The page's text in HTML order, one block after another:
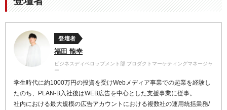
登壇者
福田 龍幸
ビジネスディベロップメント部 プロダクトマーケティングマネージャ
ー
学生時代に約1000万円の投資を受けWebメディア事業での起業を経験し
たのち、PLAN-B入社後はWEB広告を中心とした支援事業に従事。
社内における最大規模の広告アカウントにおける複数社の運用統括業務/